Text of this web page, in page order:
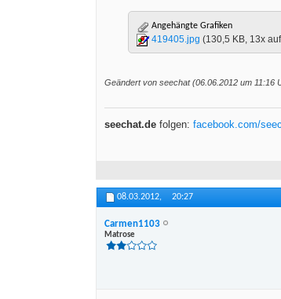
Angehängte Grafiken
419405.jpg (130,5 KB, 13x
Geändert von seechat (06.06.2012 um 11:16
seechat.de folgen: facebook.com/
08.03.2012, 20:27
Carmen1103
Matrose